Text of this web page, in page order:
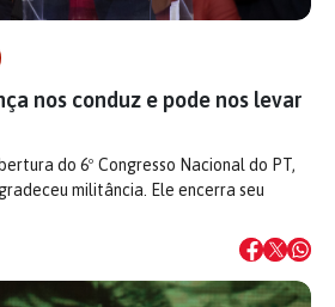
nos conduz e pode nos levar
do 6º Congresso Nacional do PT,
militância. Ele encerra seu